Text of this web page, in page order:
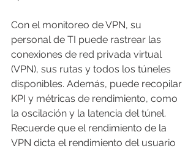
Con el monitoreo de VPN, su
personal de TI puede rastrear las
conexiones de red privada virtual
(VPN), sus rutas y todos los túneles
disponibles. Además, puede recopilar
KPI y métricas de rendimiento, como
la oscilación y la latencia del túnel.
Recuerde que el rendimiento de la
VPN dicta el rendimiento del usuario